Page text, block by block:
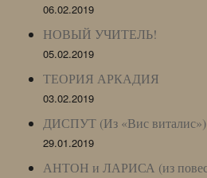
06.02.2019
НОВЫЙ УЧИТЕЛЬ!
05.02.2019
ТЕОРИЯ АРКАДИЯ
03.02.2019
ДИСПУТ (Из «Вис виталис»)
29.01.2019
АНТОН и ЛАРИСА (из